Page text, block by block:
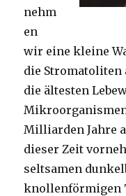
nehm
en
wir eine kleine
die Stromatoliten
die ältesten
Milliarden Jahre
dieser Zeit
seltsamen
knollenförmigen